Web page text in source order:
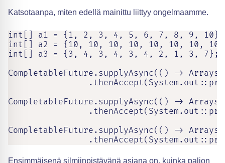
Katsotaanpa, miten edellä mainittu liittyy ongelmaamme.
int[] a1 = {1, 2, 3, 4, 5, 6, 7, 8, 9, 10};
int[] a2 = {10, 10, 10, 10, 10, 10, 10,
int[] a3 = {3, 4, 3, 4, 3, 4, 2, 1, 3, 7};
CompletableFuture.supplyAsync(() ->
CompletableFuture.supplyAsync(() ->
CompletableFuture.supplyAsync(() ->
Ensimmäisenä silmiinpistävänä asiana on, kuinka paljon